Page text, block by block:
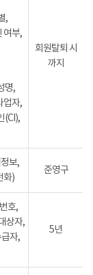
,
여부,
명,
업자,
(CI),
회원탈퇴 시
까지
보,
화)
준영구
호,
상자,
자,
5년